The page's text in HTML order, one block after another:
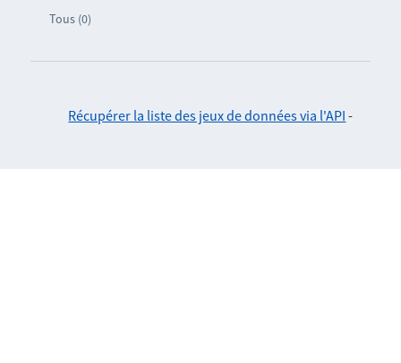
Tous (0)
Récupérer la liste des jeux de données via l'API -